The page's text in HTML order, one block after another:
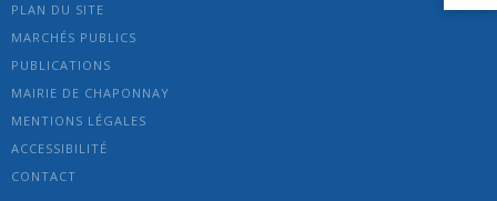
PLAN DU SITE
MARCHÉS PUBLICS
PUBLICATIONS
MAIRIE DE CHAPONNAY
MENTIONS LÉGALES
ACCESSIBILITÉ
CONTACT